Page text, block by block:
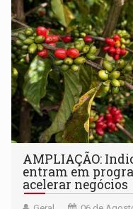
AMPLIAÇÃO:
entram em
acelerar negócios